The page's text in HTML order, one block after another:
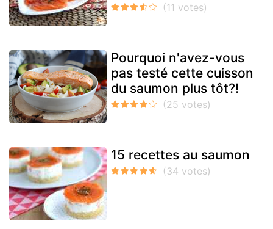
Pourquoi n'avez-vous
pas testé cette cuisson
du saumon plus tôt?!
15 recettes au saumon